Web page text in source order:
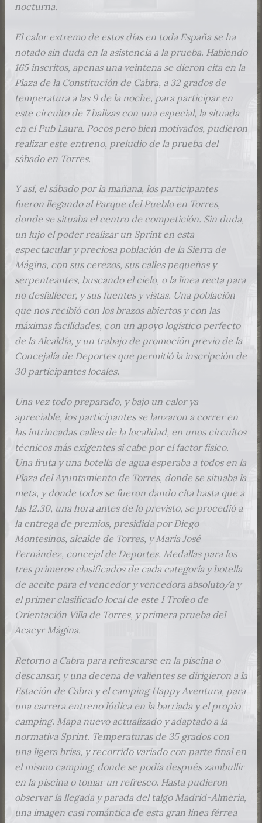
nocturna.
El calor extremo de estos días en toda España se ha
notado sin duda en la asistencia a la prueba. Habiendo
165 inscritos, apenas una veintena se dieron cita en la
Plaza de la Constitución de Cabra, a 32 grados de
temperatura a las 9 de la noche, para participar en
este circuito de 7 balizas con una especial, la situada
en el Pub Laura. Pocos pero bien motivados, pudieron
realizar este entreno, preludio de la prueba del
sábado en Torres.
Y así, el sábado por la mañana, los participantes
fueron llegando al Parque del Pueblo en Torres,
donde se situaba el centro de competición. Sin duda,
un lujo el poder realizar un Sprint en esta
espectacular y preciosa población de la Sierra de
Mágina, con sus cerezos, sus calles pequeñas y
serpenteantes, buscando el cielo, o la línea recta para
no desfallecer, y sus fuentes y vistas. Una población
que nos recibió con los brazos abiertos y con las
máximas facilidades, con un apoyo logístico perfecto
de la Alcaldía, y un trabajo de promoción previo de la
Concejalía de Deportes que permitió la inscripción de
30 participantes locales.
Una vez todo preparado, y bajo un calor ya
apreciable, los participantes se lanzaron a correr en
las intrincadas calles de la localidad, en unos circuitos
técnicos más exigentes si cabe por el factor físico.
Una fruta y una botella de agua esperaba a todos en la
Plaza del Ayuntamiento de Torres, donde se situaba la
meta, y donde todos se fueron dando cita hasta que a
las 12.30, una hora antes de lo previsto, se procedió a
la entrega de premios, presidida por Diego
Montesinos, alcalde de Torres, y María José
Fernández, concejal de Deportes. Medallas para los
tres primeros clasificados de cada categoría y botella
de aceite para el vencedor y vencedora absoluto/a y
el primer clasificado local de este I Trofeo de
Orientación Villa de Torres, y primera prueba del
Acacyr Mágina.
Retorno a Cabra para refrescarse en la piscina o
descansar, y una decena de valientes se dirigieron a la
Estación de Cabra y el camping Happy Aventura, para
una carrera entreno lúdica en la barriada y el propio
camping. Mapa nuevo actualizado y adaptado a la
normativa Sprint. Temperaturas de 35 grados con
una ligera brisa, y recorrido variado con parte final en
el mismo camping, donde se podía después zambullir
en la piscina o tomar un refresco. Hasta pudieron
observar la llegada y parada del talgo Madrid-Almería,
una imagen casi romántica de esta gran línea férrea